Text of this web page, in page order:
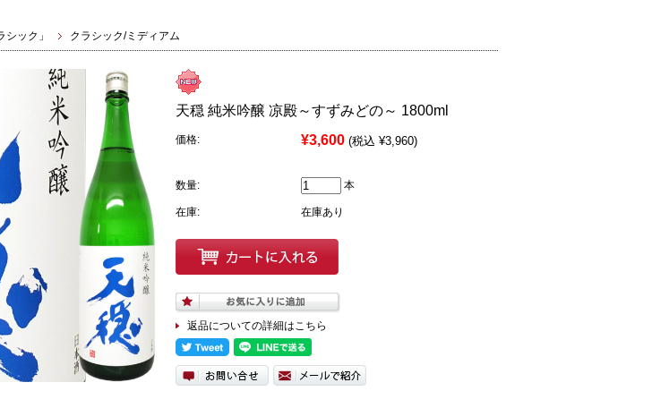
ック」
クラシック/ミディアム
天穏 純米吟醸 凉殿～すずみどの～ 1800ml
価格: ¥3,600 (税込 ¥3,960)
数量: 本
在庫: 在庫あり
返品についての詳細はこちら